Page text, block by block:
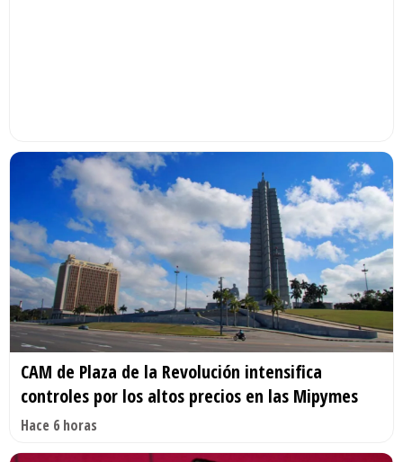
CAM de Plaza de la Revolución intensifica
controles por los altos precios en las Mipymes
Hace 6 horas